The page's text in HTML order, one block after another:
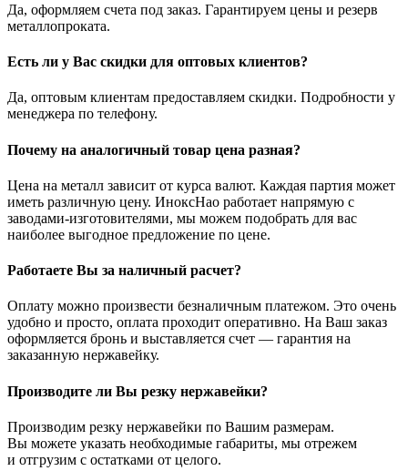
Да, оформляем счета под заказ. Гарантируем цены и резерв
металлопроката.
Есть ли у Вас скидки для оптовых клиентов?
Да, оптовым клиентам предоставляем скидки. Подробности у
менеджера по телефону.
Почему на аналогичный товар цена разная?
Цена на металл зависит от курса валют. Каждая партия может
иметь различную цену. ИноксНао работает напрямую с
заводами-изготовителями, мы можем подобрать для вас
наиболее выгодное предложение по цене.
Работаете Вы за наличный расчет?
Оплату можно произвести безналичным платежом. Это очень
удобно и просто, оплата проходит оперативно. На Ваш заказ
оформляется бронь и выставляется счет — гарантия на
заказанную нержавейку.
Производите ли Вы резку нержавейки?
Производим резку нержавейки по Вашим размерам.
Вы можете указать необходимые габариты, мы отрежем
и отгрузим с остатками от целого.